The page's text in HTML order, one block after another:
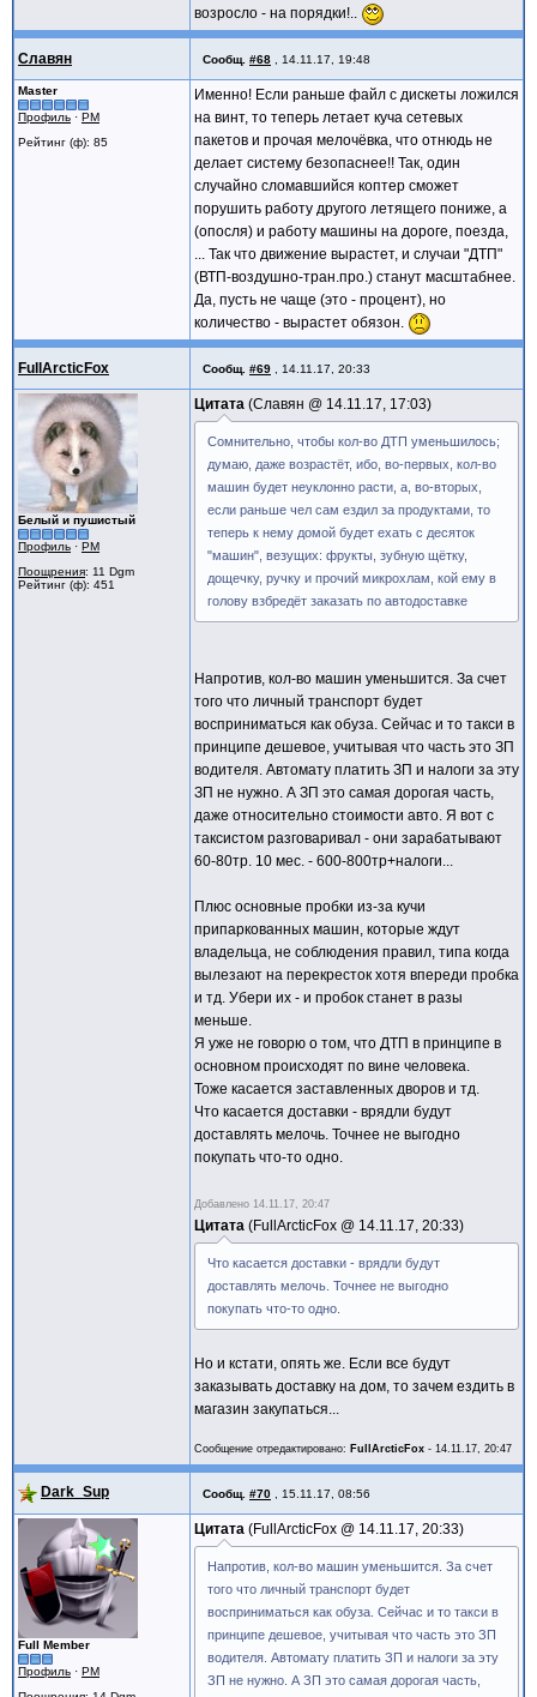
возросло - на порядки!..
Славян Сообщ. #68 14.11.17, 19:48
Master
Профиль · PM
Рейтинг (ф): 85
Именно! Если раньше файл с дискеты ложился
на винт, то теперь летает куча сетевых
пакетов и прочая мелочёвка, что отнюдь не
делает систему безопаснее!! Так, один
случайно сломавшийся коптер сможет
порушить работу другого летящего пониже, а
(опосля) и работу машины на дороге, поезда,
... Так что движение вырастет, и случаи "ДТП"
(ВТП-воздушно-тран.про.) станут масштабнее.
Да, пусть не чаще (это - процент), но
количество - вырастет обязон.
FullArcticFox Сообщ. #69 14.11.17, 20:33
Белый и пушистый
Профиль · PM
Поощрения: 11 Dgm
Рейтинг (ф): 451
Цитата Славян @ 14.11.17, 17:03
Сомнительно, чтобы кол-во ДТП уменьшилось;
думаю, даже возрастёт, ибо, во-первых, кол-во
машин будет неуклонно расти, а, во-вторых,
если раньше чел сам ездил за продуктами, то
теперь к нему домой будет ехать с десяток
"машин", везущих: фрукты, зубную щётку,
дощечку, ручку и прочий микрохлам, кой ему в
голову взбредёт заказать по автодоставке
Напротив, кол-во машин уменьшится. За счет
того что личный транспорт будет
восприниматься как обуза. Сейчас и то такси в
принципе дешевое, учитывая что часть это ЗП
водителя. Автомату платить ЗП и налоги за эту
ЗП не нужно. А ЗП это самая дорогая часть,
даже относительно стоимости авто. Я вот с
таксистом разговаривал - они зарабатывают
60-80тр. 10 мес. - 600-800тр+налоги...
Плюс основные пробки из-за кучи
припаркованных машин, которые ждут
владельца, не соблюдения правил, типа когда
вылезают на перекресток хотя впереди пробка
и тд. Убери их - и пробок станет в разы
меньше.
Я уже не говорю о том, что ДТП в принципе в
основном происходят по вине человека.
Тоже касается заставленных дворов и тд.
Что касается доставки - врядли будут
доставлять мелочь. Точнее не выгодно
покупать что-то одно.
Добавлено 14.11.17, 20:47
Цитата FullArcticFox @ 14.11.17, 20:33
Что касается доставки - врядли будут
доставлять мелочь. Точнее не выгодно
покупать что-то одно.
Но и кстати, опять же. Если все будут
заказывать доставку на дом, то зачем ездить в
магазин закупаться...
Сообщение отредактировано: FullArcticFox - 14.11.17, 20:47
Dark_Sup Сообщ. #70 15.11.17, 08:56
Full Member
Профиль · PM
Цитата FullArcticFox @ 14.11.17, 20:33
Напротив, кол-во машин уменьшится. За счет
того что личный транспорт будет
восприниматься как обуза. Сейчас и то такси в
принципе дешевое, учитывая что часть это ЗП
водителя. Автомату платить ЗП и налоги за эту
ЗП не нужно. А ЗП это самая дорогая часть,